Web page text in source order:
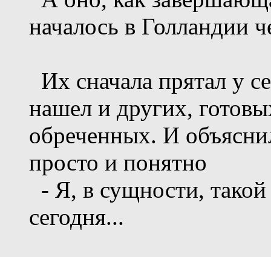
началось в Голландии
Их сначала прятал у
нашел и других,
обреченных. И
просто и понятно
- Я, в сущности,
сегодня...